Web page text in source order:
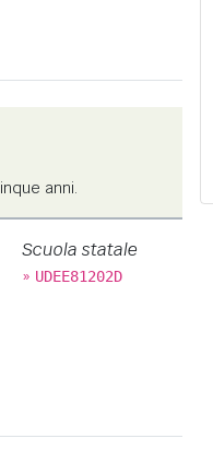
anni.
Scuola statale
» UDEE81202D